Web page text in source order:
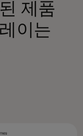
제품
이는